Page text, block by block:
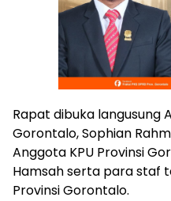
Rapat dibuka langusung
Gorontalo, Sophian
Anggota KPU Provinsi
Hamsah serta para staf
Provinsi Gorontalo.